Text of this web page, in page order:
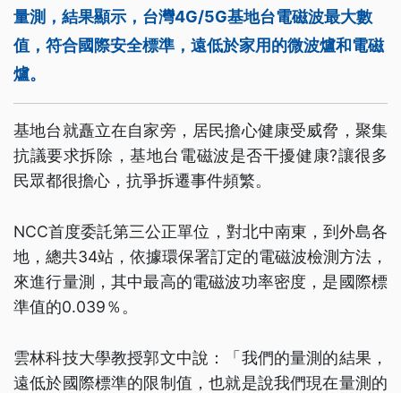
量測，結果顯示，台灣4G/5G基地台電磁波最大數
值，符合國際安全標準，遠低於家用的微波爐和電磁
爐。
基地台就矗立在自家旁，居民擔心健康受威脅，聚集
抗議要求拆除，基地台電磁波是否干擾健康?讓很多
民眾都很擔心，抗爭拆遷事件頻繁。
NCC首度委託第三公正單位，對北中南東，到外島各
地，總共34站，依據環保署訂定的電磁波檢測方法，
來進行量測，其中最高的電磁波功率密度，是國際標
準值的0.039％。
雲林科技大學教授郭文中說：「我們的量測的結果，
遠低於國際標準的限制值，也就是說我們現在量測的